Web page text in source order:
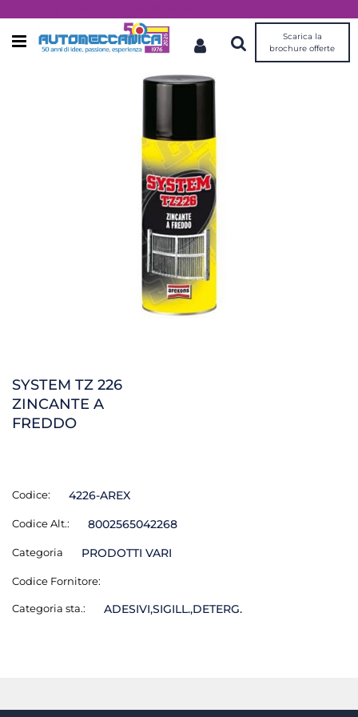
Open menu
Scarica la
brochure offerte
SYSTEM TZ 226
ZINCANTE A
FREDDO
Codice: 4226-AREX
Codice Alt.: 8002565042268
Categoria PRODOTTI VARI
Codice Fornitore:
Categoria sta.: ADESIVI,SIGILL.,DETERG.